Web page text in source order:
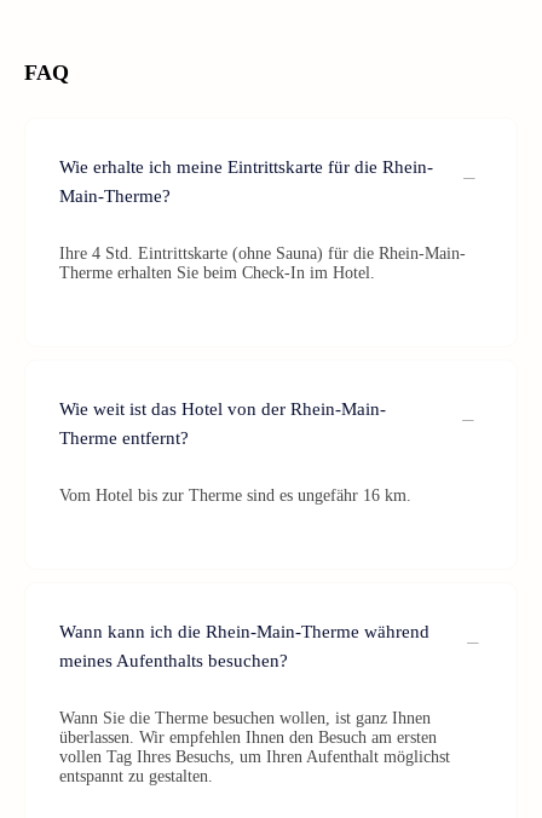
FAQ
Wie erhalte ich meine Eintrittskarte für die Rhein-
Main-Therme?
Ihre 4 Std. Eintrittskarte (ohne Sauna) für die Rhein-Main-
Therme erhalten Sie beim Check-In im Hotel.
Wie weit ist das Hotel von der Rhein-Main-
Therme entfernt?
Vom Hotel bis zur Therme sind es ungefähr 16 km.
Wann kann ich die Rhein-Main-Therme während
meines Aufenthalts besuchen?
Wann Sie die Therme besuchen wollen, ist ganz Ihnen
überlassen. Wir empfehlen Ihnen den Besuch am ersten
vollen Tag Ihres Besuchs, um Ihren Aufenthalt möglichst
entspannt zu gestalten.